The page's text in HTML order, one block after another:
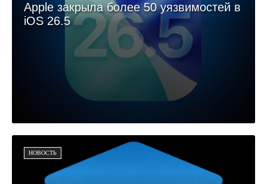
Apple закрыла более 50 уязвимостей в
iOS 26.5
НОВОСТЬ